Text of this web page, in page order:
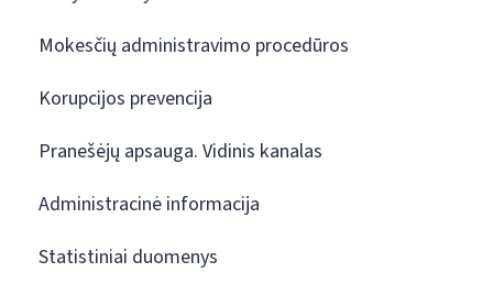
Mokesčių administravimo procedūros
Korupcijos prevencija
Pranešėjų apsauga. Vidinis kanalas
Administracinė informacija
Statistiniai duomenys